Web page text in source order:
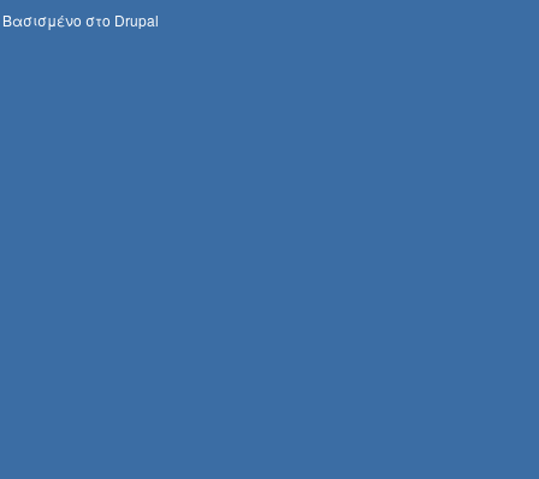
Βασισμένο στο Drupal